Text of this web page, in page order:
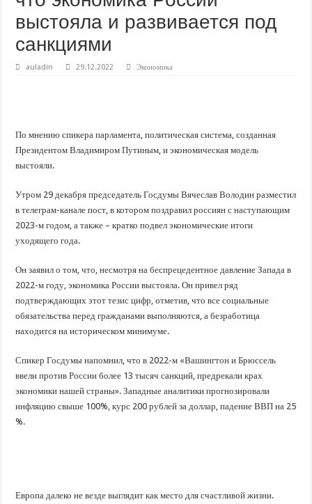
Важные правила обращения в вашу страховую компанию
В городах и районах Кубани отметили День России
Стартовал прием заявок на 20-й юбилейный молодежный форум «Регион 93»
выстояла и развивается под
санкциями
auladin 29.12.2022 Экономика
По мнению спикера парламента, политическая система, созданная
Президентом Владимиром Путиным, и экономическая модель
выстояли.
Утром 29 декабря председатель Госдумы Вячеслав Володин разместил
в телеграм-канале пост, в котором поздравил россиян с наступающим
2023-м годом, а также – кратко подвел экономические итоги
уходящего года.
Он заявил о том, что, несмотря на беспрецедентное давление Запада в
2022-м году, экономика России выстояла. Он привел ряд
подтверждающих этот тезис цифр, отметив, что все социальные
обязательства перед гражданами выполняются, а безработица
находится на историческом минимуме.
Спикер Госдумы напомнил, что в 2022-м «Вашингтон и Брюссель
ввели против России более 13 тысяч санкций, предрекали крах
экономики нашей страны». Западные аналитики прогнозировали
инфляцию свыше 100%, курс 200 рублей за доллар, падение ВВП на 25
%.
Европа далеко не везде выглядит как место для счастливой жизни.